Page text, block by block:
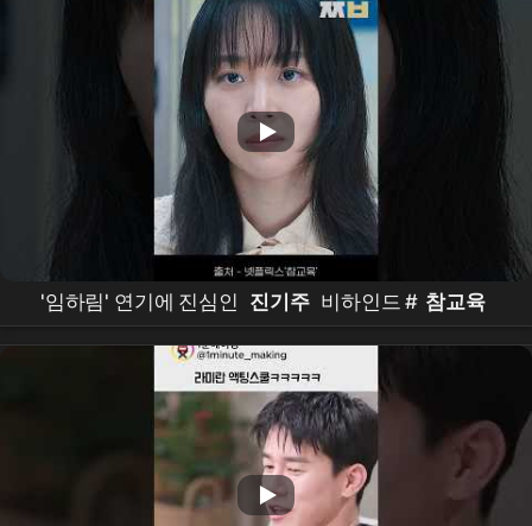
'임하림' 연기에 진심인 진기주 비하인드 # 참교육